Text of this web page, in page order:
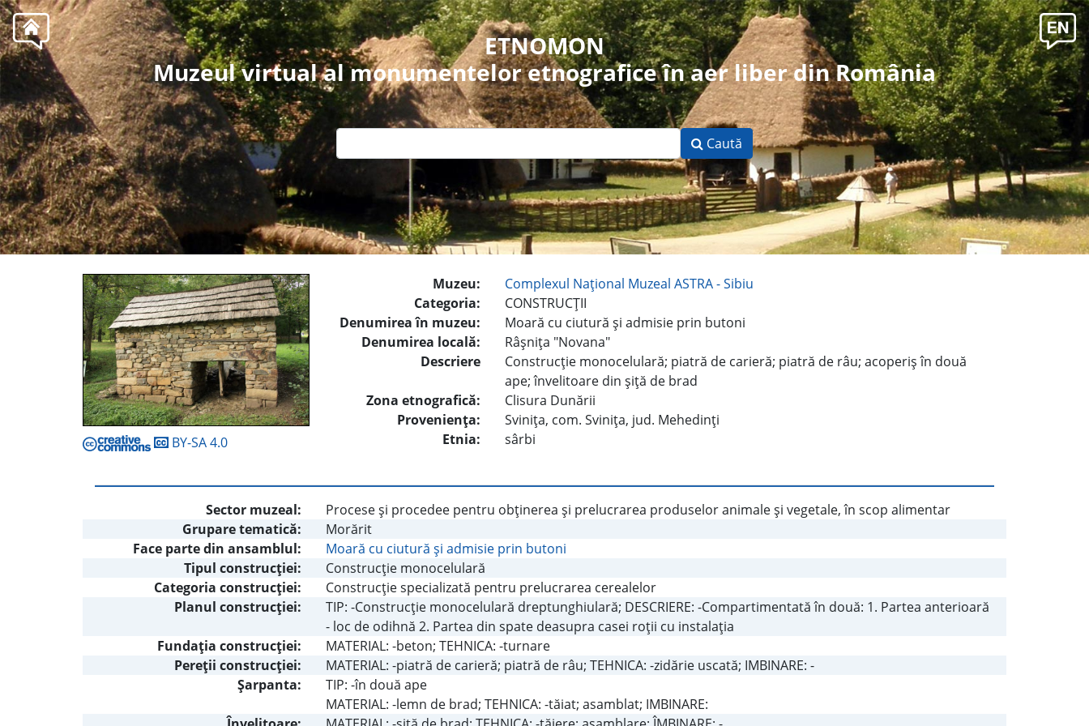
ETNOMON
Muzeul virtual al monumentelor etnografice în aer liber din România
Caută
BY-SA 4.0
Muzeu:
Complexul Naţional Muzeal ASTRA - Sibiu
Categoria:
CONSTRUCŢII
Denumirea în muzeu:
Moară cu ciutură şi admisie prin butoni
Denumirea locală:
Râşniţa "Novana"
Descriere
Construcţie monocelulară; piatră de carieră; piatră de râu; acoperiş în două
ape; învelitoare din şiţă de brad
Zona etnografică:
Clisura Dunării
Provenienţa:
Sviniţa, com. Sviniţa, jud. Mehedinţi
Etnia:
sârbi
Sector muzeal:
Procese şi procedee pentru obţinerea şi prelucrarea produselor animale şi vegetale, în scop alimentar
Grupare tematică:
Morărit
Face parte din ansamblul:
Moară cu ciutură şi admisie prin butoni
Tipul construcţiei:
Construcţie monocelulară
Categoria construcţiei:
Construcţie specializată pentru prelucrarea cerealelor
Planul construcţiei:
TIP: -Construcţie monocelulară dreptunghiulară; DESCRIERE: -Compartimentată în două: 1. Partea anterioară
- loc de odihnă 2. Partea din spate deasupra casei roţii cu instalaţia
Fundaţia construcţiei:
MATERIAL: -beton; TEHNICA: -turnare
Pereţii construcţiei:
MATERIAL: -piatră de carieră; piatră de râu; TEHNICA: -zidărie uscată; IMBINARE: -
Şarpanta:
TIP: -în două ape
MATERIAL: -lemn de brad; TEHNICA: -tăiat; asamblat; IMBINARE: